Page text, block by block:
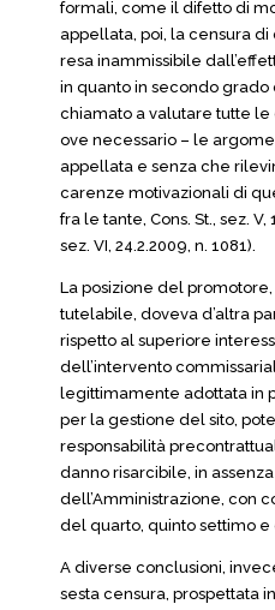
formali, come il difetto di
appellata, poi, la censura
resa inammissibile
in quanto in secondo grado
chiamato a valutare tutte
ove necessario – le
appellata e senza che
carenze motivazionali di
fra le tante, Cons. St., sez. V,
sez. VI, 24.2.2009, n. 1081).
La posizione del
tutelabile, doveva d’altra
rispetto al superiore
dell’intervento
legittimamente adottata in
per la gestione del sito,
responsabilità
danno risarcibile, in
dell’Amministrazione, con
del quarto, quinto settimo
A diverse conclusioni,
sesta censura, prospettata